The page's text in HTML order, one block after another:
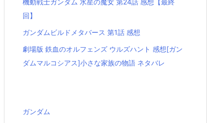
機動戦士ガンダム 水星の魔女 第24話 感想【最終
回】
ガンダムビルドメタバース 第1話 感想
劇場版 鉄血のオルフェンズ ウルズハント 感想[ガン
ダムマルコシアス]小さな家族の物語 ネタバレ
ガンダム